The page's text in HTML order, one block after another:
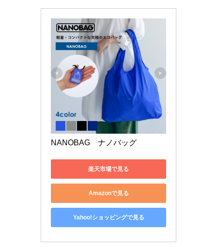
NANOBAG　ナノバッグ
楽天市場で見る
Amazonで見る
Yahoo!ショッピングで見る